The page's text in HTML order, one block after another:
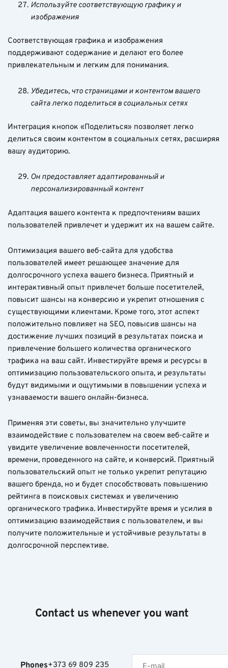
Используйте соответствующую графику и
изображения
Соответствующая графика и изображения
поддерживают содержание и делают его более
привлекательным и легким для понимания.
Убедитесь, что страницами и контентом вашего
сайта легко поделиться в социальных сетях
Интеграция кнопок «Поделиться» позволяет легко
делиться своим контентом в социальных сетях, расширяя
вашу аудиторию.
Он предоставляет адаптированный и
персонализированный контент
Адаптация вашего контента к предпочтениям ваших
пользователей привлечет и удержит их на вашем сайте.
Оптимизация вашего веб-сайта для удобства
пользователей имеет решающее значение для
долгосрочного успеха вашего бизнеса. Приятный и
интерактивный опыт привлечет больше посетителей,
повысит шансы на конверсию и укрепит отношения с
существующими клиентами. Кроме того, этот аспект
положительно повлияет на SEO, повысив шансы на
достижение лучших позиций в результатах поиска и
привлечение большего количества органического
трафика на ваш сайт. Инвестируйте время и ресурсы в
оптимизацию пользовательского опыта, и результаты
будут видимыми и ощутимыми в повышении успеха и
узнаваемости вашего онлайн-бизнеса.
Применяя эти советы, вы значительно улучшите
взаимодействие с пользователем на своем веб-сайте и
увидите увеличение вовлеченности посетителей,
времени, проведенного на сайте, и конверсий. Приятный
пользовательский опыт не только укрепит репутацию
вашего бренда, но и будет способствовать повышению
рейтинга в поисковых системах и увеличению
органического трафика. Инвестируйте время и усилия в
оптимизацию взаимодействия с пользователем, и вы
получите положительные и устойчивые результаты в
долгосрочной перспективе.
Contact us whenever you want
Phones+373 69 809 235